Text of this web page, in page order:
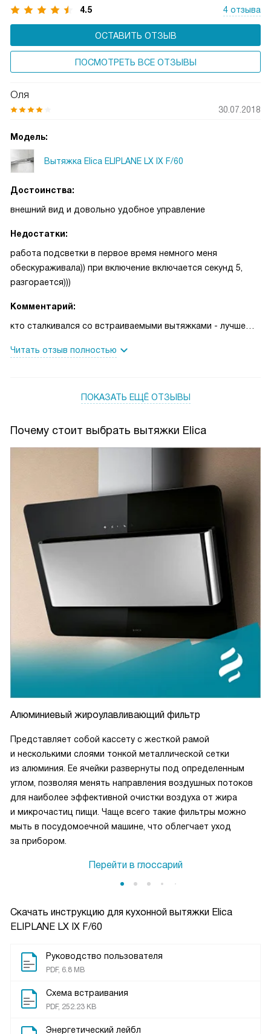
Скачать инструкцию для кухонной вытяжки Elica
ELIPLANE LX IX F/60
Руководство пользователя
PDF, 6.8 MB
Схема встраивания
PDF, 252.23 KB
Энергетический лейбл
4.5 4 отзыва
ОСТАВИТЬ ОТЗЫВ
ПОСМОТРЕТЬ ВСЕ ОТЗЫВЫ
Оля
30.07.2018
Модель:
Вытяжка Elica ELIPLANE LX IX F/60
Достоинства:
внешний вид и довольно удобное управление
Недостатки:
работа подсветки в первое время немного меня
обескураживала)) при включение включается секунд 5,
разгорается)))
Комментарий:
кто сталкивался со встраиваемыми вытяжками - лучше
по мне так и смотрится лучше и эффективнее, чем эти
Читать отзыв полностью
ПОКАЗАТЬ ЕЩЁ ОТЗЫВЫ
Почему стоит выбрать вытяжки Elica
Алюминиевый жироулавливающий фильтр
Представляет собой кассету с жесткой рамой
и несколькими слоями тонкой металлической сетки
из алюминия. Ее ячейки развернуты под определенным
углом, позволяя менять направления воздушных потоков
для наиболее эффективной очистки воздуха от жира
и микрочастиц пищи. Чаще всего такие фильтры можно
мыть в посудомоечной машине, что облегчает уход
за прибором.
Перейти в глоссарий